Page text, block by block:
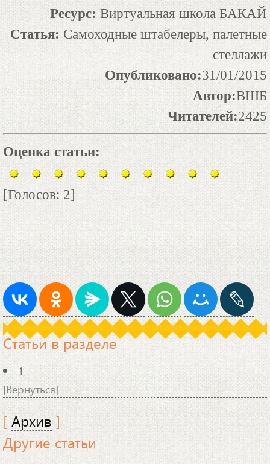
Ресурс: Виртуальная школа БАКАЙ
Статья: Самоходные штабелеры, палетные
стеллажи
Опубликовано:31/01/2015
Автор:ВШБ
Читателей:2425
Оценка статьи:
[Голосов: 2]
Статьи в разделе
↑
[Вернуться]
[Архив]
Другие статьи